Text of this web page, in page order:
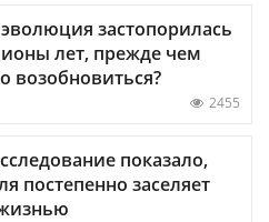
застопорилась
лет, прежде чем
возобновиться?
2455
показало,
постепенно заселяет